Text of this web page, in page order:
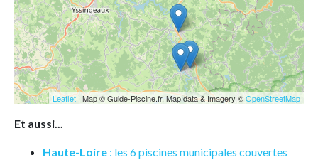
Leaflet | Map © Guide-Piscine.fr, Map data & Imagery ©OpenStreetMap
Et aussi...
Haute-Loire : les 6 piscines municipales couvertes